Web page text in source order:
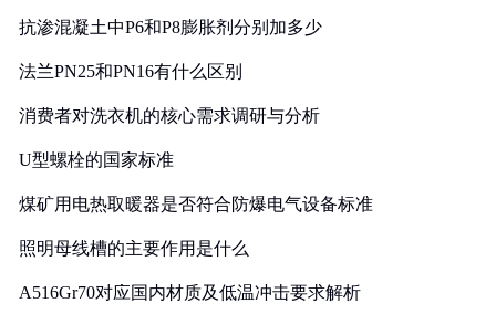
抗渗混凝土中P6和P8膨胀剂分别加多少
法兰PN25和PN16有什么区别
消费者对洗衣机的核心需求调研与分析
U型螺栓的国家标准
煤矿用电热取暖器是否符合防爆电气设备标准
照明母线槽的主要作用是什么
A516Gr70对应国内材质及低温冲击要求解析